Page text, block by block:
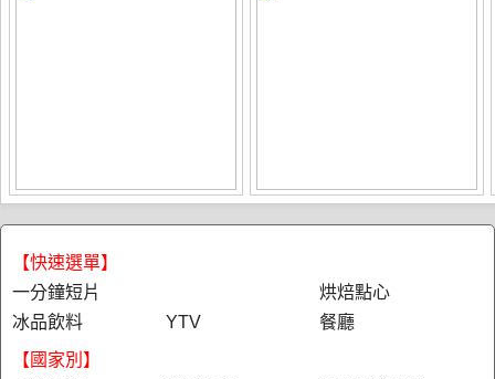
【快速選單】
一分鐘短片
烘焙點心
冰品飲料
YTV
餐廳
【國家別】